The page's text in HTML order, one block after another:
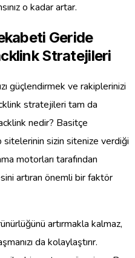
o kadar artar.
Geride
Stratejileri
güçlendirmek ve rakiplerinizi
stratejileri tam da
nedir? Basitçe
sizin sitenize verdiği
motorları tarafından
artıran önemli bir faktör
artırmakla kalmaz,
da kolaylaştırır.